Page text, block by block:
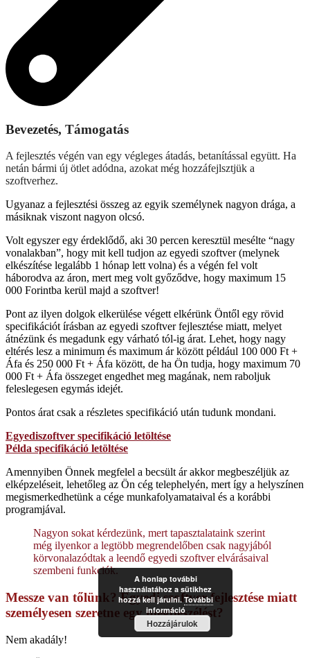
Bevezetés, Támogatás
A fejlesztés végén van egy végleges átadás, betanítással együtt. Ha
netán bármi új ötlet adódna, azokat még hozzáfejlsztjük a
szoftverhez.
Ugyanaz a fejlesztési összeg az egyik személynek nagyon drága, a
másiknak viszont nagyon olcsó.
Volt egyszer egy érdeklődő, aki 30 percen keresztül mesélte “nagy
vonalakban”, hogy mit kell tudjon az egyedi szoftver (melynek
elkészítése legalább 1 hónap lett volna) és a végén fel volt
háborodva az áron, mert meg volt győződve, hogy maximum 15
000 Forintba kerül majd a szoftver!
Pont az ilyen dolgok elkerülése végett elkérünk Öntől egy rövid
specifikációt írásban az egyedi szoftver fejlesztése miatt, melyet
átnézünk és megadunk egy várható tól-ig árat. Lehet, hogy nagy
eltérés lesz a minimum és maximum ár között például 100 000 Ft +
Áfa és 250 000 Ft + Áfa között, de ha Ön tudja, hogy maximum 70
000 Ft + Áfa összeget engedhet meg magának, nem raboljuk
feleslegesen egymás idejét.
Pontos árat csak a részletes specifikáció után tudunk mondani.
Egyediszoftver specifikáció letöltése
Példa specifikáció letöltése
Amennyiben Önnek megfelel a becsült ár akkor megbeszéljük az
elképzeléseit, lehetőleg az Ön cég telephelyén, mert így a helyszínen
megismerkedhetünk a cége munkafolyamataival és a korábbi
programjával.
Nagyon sokat kérdezünk, mert tapasztalataink szerint
még ilyenkor a legtöbb megrendelőben csak nagyjából
körvonalazódtak a leendő egyedi szoftver elvárásaival
szembeni funkciók.
Messze van tőlünk? Egyedi szoftver fejlesztése miatt
személyesen szeretne egy megbeszélést?
Nem akadály!
A honlap további
használatához a sütikhez
hozzá kell járulni.További
információ
Hozzájárulok